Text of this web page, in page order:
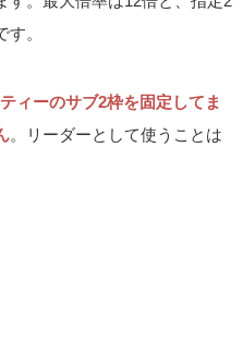
。
ィーのサブ2枠を固定してま
。リーダーとして使うことは